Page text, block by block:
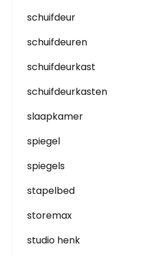
schuifdeur
schuifdeuren
schuifdeurkast
schuifdeurkasten
slaapkamer
spiegel
spiegels
stapelbed
storemax
studio henk